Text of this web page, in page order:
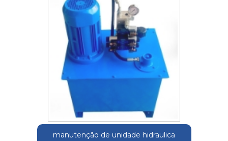
manutenção de unidade hidraulica